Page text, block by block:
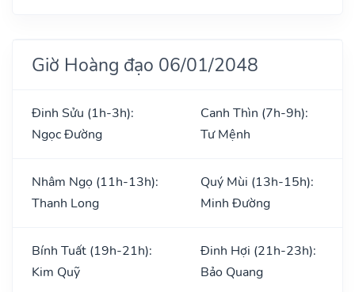
Giờ Hoàng đạo 06/01/2048
Đinh Sửu (1h-3h):
Ngọc Đường
Canh Thìn (7h-9h):
Tư Mệnh
Nhâm Ngọ (11h-13h):
Thanh Long
Quý Mùi (13h-15h):
Minh Đường
Bính Tuất (19h-21h):
Kim Quỹ
Đinh Hợi (21h-23h):
Bảo Quang